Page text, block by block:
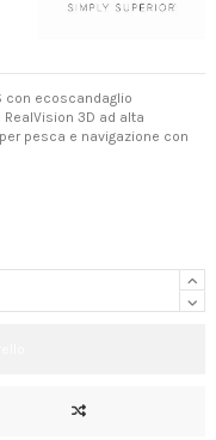
con ecoscandaglio
3D ad alta
pesca e navigazione con